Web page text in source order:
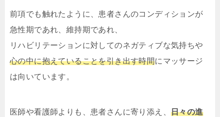
前項でも触れたように、患者さんのコンディションが
急性期であれ、維持期であれ、
リハビリテーションに対してのネガティブな気持ちや
心の中に抱えていることを引き出す時間にマッサージ
は向いています。
医師や看護師よりも、患者さんに寄り添え、 日々の進